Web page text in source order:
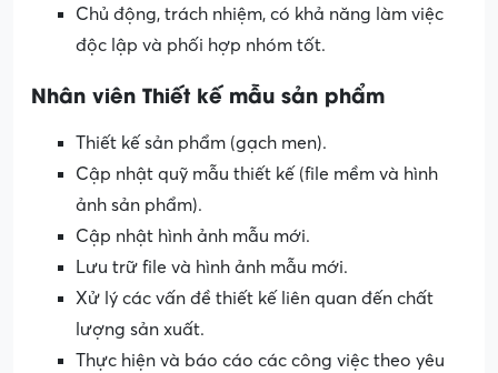
Chủ động, trách nhiệm, có khả năng làm việc
độc lập và phối hợp nhóm tốt.
Nhân viên Thiết kế mẫu sản phẩm
Thiết kế sản phẩm (gạch men).
Cập nhật quỹ mẫu thiết kế (file mềm và hình
ảnh sản phẩm).
Cập nhật hình ảnh mẫu mới.
Lưu trữ file và hình ảnh mẫu mới.
Xử lý các vấn đề thiết kế liên quan đến chất
lượng sản xuất.
Thực hiện và báo cáo các công việc theo yêu